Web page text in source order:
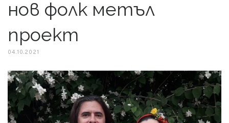
нов фолк метъл
проект
04.10.2021